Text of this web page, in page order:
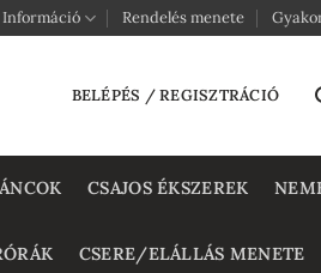
Információ Rendelés menete
BELÉPÉS / REGISZTRÁCIÓ
CSAJOS ÉKSZEREK
CSERE/ELÁLLÁS MENETE